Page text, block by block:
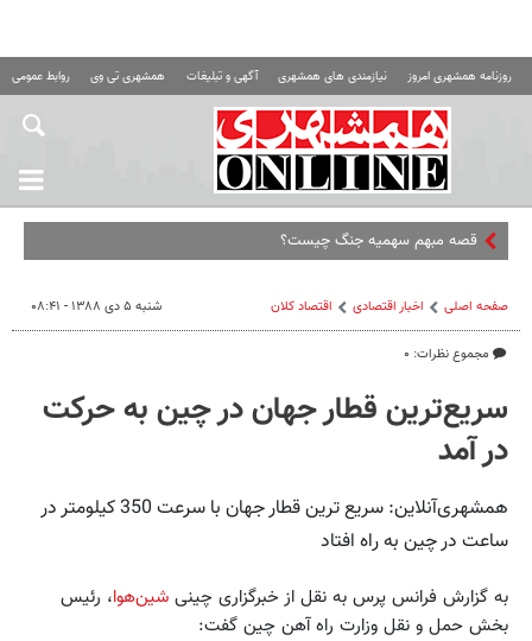
روزنامه همشهری امروز نیازمندی های همشهری آگهی و تبلیغات همشهری تی وی روابط عمومی
قصه مبهم سهمیه جنگ چیست؟
صفحه اصلی اخبار اقتصادی اقتصاد كلان
مجموع نظرات: ۰
شنبه ۵ دی ۱۳۸۸ - ۰۸:۴۱
سریع‌ترین قطار جهان در چین به حرکت
در آمد
همشهری‌آنلاین: سریع ترین قطار جهان با سرعت 350 کیلومتر در
ساعت در چین به راه افتاد
به گزارش فرانس پرس به نقل از خبرگزاری چینی شین‌هوا، رئیس
بخش حمل و نقل وزارت راه آهن چین گفت: